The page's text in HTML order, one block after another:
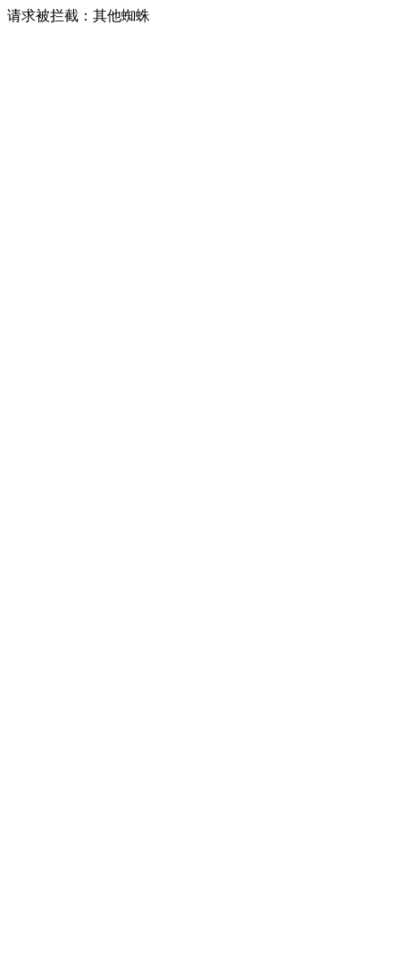
请求被拦截：其他蜘蛛